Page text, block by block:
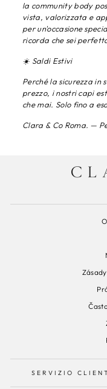
la community body
vista, valorizzata e
per un'occasione
ricorda che sei
☀️ Saldi Estivi
Perché la sicurezza in
prezzo, i nostri capi
che mai. Solo fino a
Clara & Co Roma. —
SERVIZIO